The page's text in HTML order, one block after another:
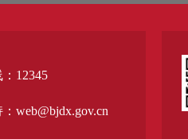
12345
web@bjdx.gov.cn